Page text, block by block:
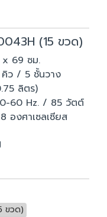
(15 ขวด)
69 ซม.
ว / 5 ชั้นวาง
ลิตร)
60 Hz. / 85 วัตต์
องศาเซลเซียส
ขวด)